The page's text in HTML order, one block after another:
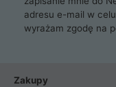
adresu e-mail w
wyrażam zgodę na
Zakupy